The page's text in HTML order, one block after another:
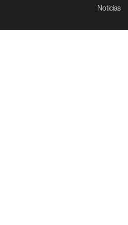
Noticias